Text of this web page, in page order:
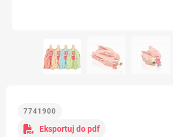
7741900
Eksportuj do pdf